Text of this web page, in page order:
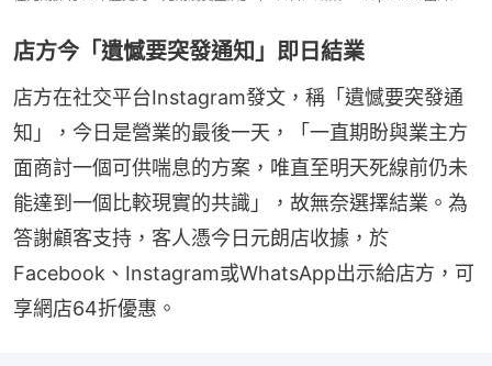
店方今「遺憾要突發通知」即日結業
店方在社交平台Instagram發文，稱「遺憾要突發通
知」，今日是營業的最後一天，「一直期盼與業主方
面商討一個可供喘息的方案，唯直至明天死線前仍未
能達到一個比較現實的共識」，故無奈選擇結業。為
答謝顧客支持，客人憑今日元朗店收據，於
Facebook、Instagram或WhatsApp出示給店方，可
享網店64折優惠。